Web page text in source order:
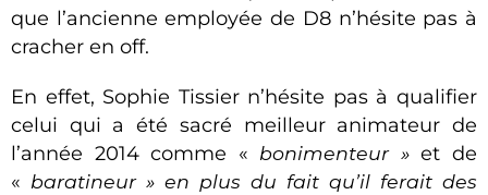
que l’ancienne employée de D8 n’hésite pas à
cracher en off.
En effet, Sophie Tissier n’hésite pas à qualifier
celui qui a été sacré meilleur animateur de
l’année 2014 comme « bonimenteur »et de
« baratineur » en plus du fait qu’il ferait des